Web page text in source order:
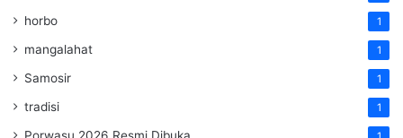
horbo 1
mangalahat 1
Samosir 1
tradisi 1
Porwasu 2026 Resmi Dibuka